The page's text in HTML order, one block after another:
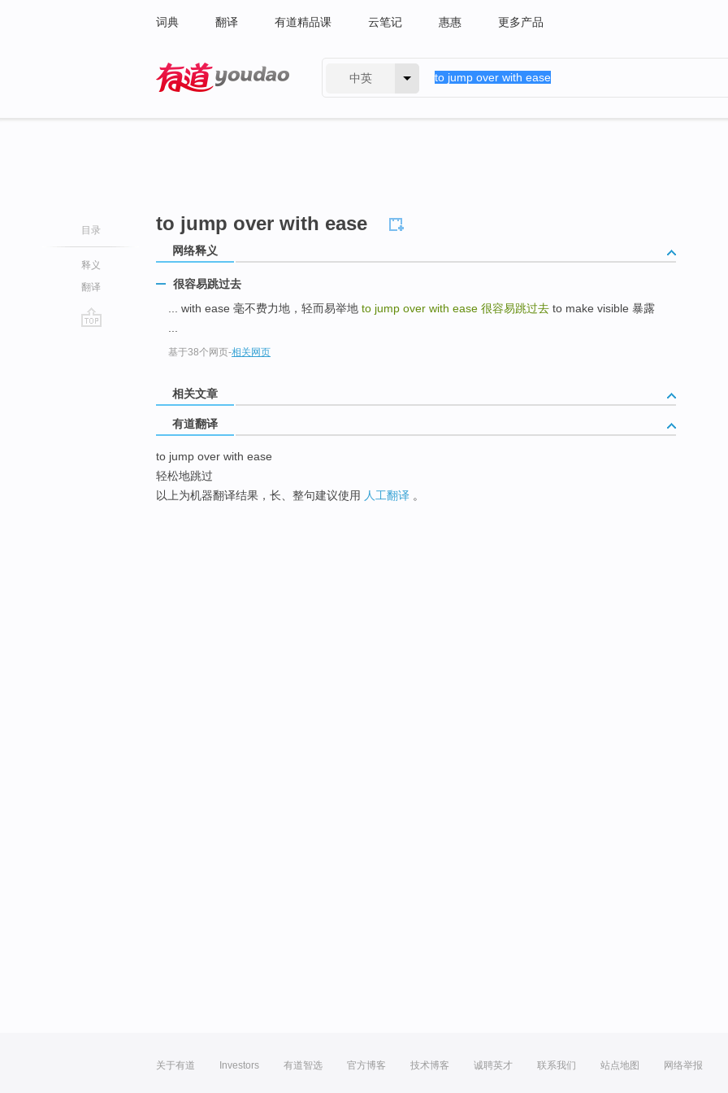
词典 翻译 有道精品课 云笔记 惠惠 更多产品
中英
目录
释义
翻译
to jump over with ease
网络释义
很容易跳过去
... with ease 毫不费力地，轻而易举地 to jump over with ease 很容易跳过去 to make visible 暴露
基于38个网页-相关网页
相关文章
有道翻译
to jump over with ease
轻松地跳过
以上为机器翻译结果，长、整句建议使用 人工翻译 。
关于有道 Investors 有道智选 官方博客 技术博客 诚聘英才 联系我们 站点地图 网络举报